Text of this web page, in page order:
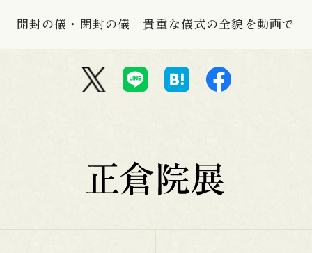
開封の儀・閉封の儀 貴重な儀式の全貌を動画で